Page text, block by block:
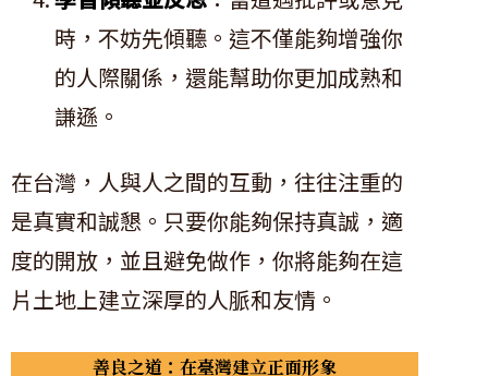
時，不妨先傾聽。這不僅能夠增強你
的人際關係，還能幫助你更加成熟和
謙遜。
在台灣，人與人之間的互動，往往注重的
是真實和誠懇。只要你能夠保持真誠，適
度的開放，並且避免做作，你將能夠在這
片土地上建立深厚的人脈和友情。
善良之道：在臺灣建立正面形象